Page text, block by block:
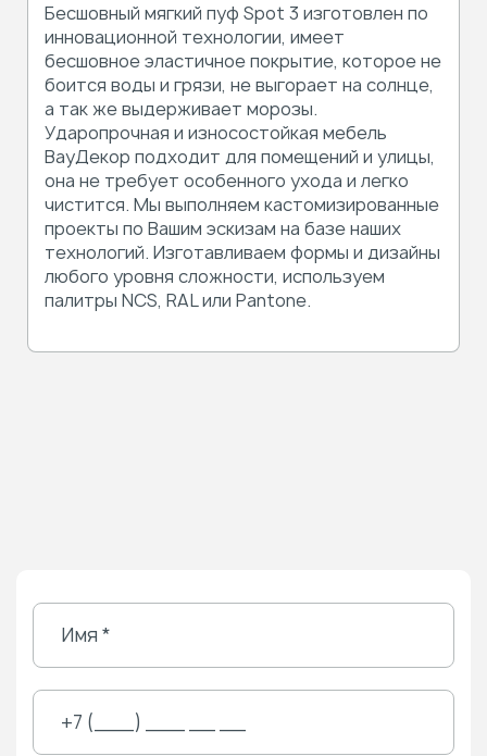
Бесшовный мягкий пуф Spot 3 изготовлен по
инновационной технологии, имеет
бесшовное эластичное покрытие, которое не
боится воды и грязи, не выгорает на солнце,
а так же выдерживает морозы.
Ударопрочная и износостойкая мебель
ВауДекор подходит для помещений и улицы,
она не требует особенного ухода и легко
чистится. Мы выполняем кастомизированные
проекты по Вашим эскизам на базе наших
технологий. Изготавливаем формы и дизайны
любого уровня сложности, используем
палитры NCS, RAL или Pantone.